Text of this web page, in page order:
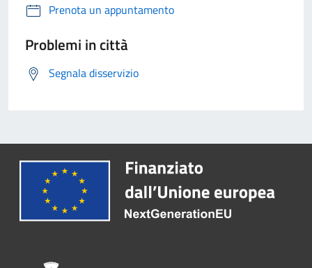
Prenota un appuntamento
Problemi in città
Segnala disservizio